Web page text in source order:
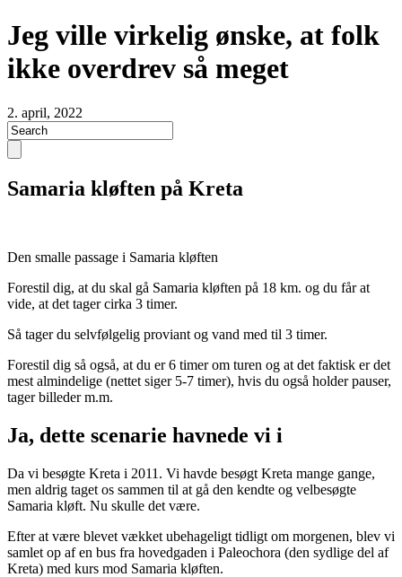
Jeg ville virkelig ønske, at folk
ikke overdrev så meget
2. april, 2022
Samaria kløften på Kreta
Den smalle passage i Samaria kløften
Forestil dig, at du skal gå Samaria kløften på 18 km. og du får at
vide, at det tager cirka 3 timer.
Så tager du selvfølgelig proviant og vand med til 3 timer.
Forestil dig så også, at du er 6 timer om turen og at det faktisk er det
mest almindelige (nettet siger 5-7 timer), hvis du også holder pauser,
tager billeder m.m.
Ja, dette scenarie havnede vi i
Da vi besøgte Kreta i 2011. Vi havde besøgt Kreta mange gange,
men aldrig taget os sammen til at gå den kendte og velbesøgte
Samaria kløft. Nu skulle det være.
Efter at være blevet vækket ubehageligt tidligt om morgenen, blev vi
samlet op af en bus fra hovedgaden i Paleochora (den sydlige del af
Kreta) med kurs mod Samaria kløften.